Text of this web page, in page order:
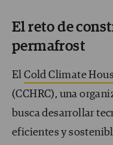
El reto de
permafrost
ElCold Climate
(CCHRC), una
busca desarrollar
eficientes y